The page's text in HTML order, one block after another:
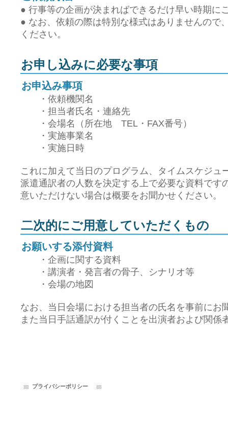
● 行事等の企画が決まればできるだけ早い時期に
● なお、依頼の際は特別な様式はありませんので
ください。
お申し込みに必要な事項
お申込み事項
・依頼機関名
・担当者氏名・連絡先
・会場名（所在地 TEL・FAX番号）
・実施事業名
・実施日時
これに加えて当日のプログラム、タイムスケジュ
派遣通訳者の人数を決定する上で必要な資料です
意いただけない場合は概要をお聞かせください。
二次的にご用意していただくもの
お願いする添付資料
・企画に関する資料
・講演者・発言者の骨子、シナリオ等
・会場の地図
なお、当日会場における担当者の氏名を事前にお
また当日手話通訳が付くことを出演者および関係
プライバシーポリシー